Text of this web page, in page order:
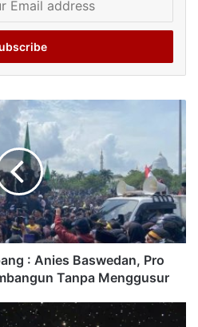
: Anies Baswedan, Pro
Tanpa Menggusur